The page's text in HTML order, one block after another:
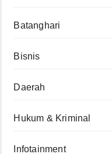
Batanghari
Bisnis
Daerah
Hukum & Kriminal
Infotainment